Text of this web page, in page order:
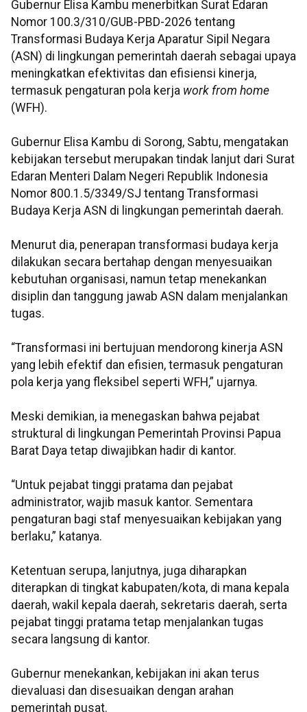
Gubernur Elisa Kambu menerbitkan Surat Edaran
Nomor 100.3/310/GUB-PBD-2026 tentang
Transformasi Budaya Kerja Aparatur Sipil Negara
(ASN) di lingkungan pemerintah daerah sebagai upaya
meningkatkan efektivitas dan efisiensi kinerja,
termasuk pengaturan pola kerja work from home
(WFH).
Gubernur Elisa Kambu di Sorong, Sabtu, mengatakan
kebijakan tersebut merupakan tindak lanjut dari Surat
Edaran Menteri Dalam Negeri Republik Indonesia
Nomor 800.1.5/3349/SJ tentang Transformasi
Budaya Kerja ASN di lingkungan pemerintah daerah.
Menurut dia, penerapan transformasi budaya kerja
dilakukan secara bertahap dengan menyesuaikan
kebutuhan organisasi, namun tetap menekankan
disiplin dan tanggung jawab ASN dalam menjalankan
tugas.
“Transformasi ini bertujuan mendorong kinerja ASN
yang lebih efektif dan efisien, termasuk pengaturan
pola kerja yang fleksibel seperti WFH,” ujarnya.
Meski demikian, ia menegaskan bahwa pejabat
struktural di lingkungan Pemerintah Provinsi Papua
Barat Daya tetap diwajibkan hadir di kantor.
“Untuk pejabat tinggi pratama dan pejabat
administrator, wajib masuk kantor. Sementara
pengaturan bagi staf menyesuaikan kebijakan yang
berlaku,” katanya.
Ketentuan serupa, lanjutnya, juga diharapkan
diterapkan di tingkat kabupaten/kota, di mana kepala
daerah, wakil kepala daerah, sekretaris daerah, serta
pejabat tinggi pratama tetap menjalankan tugas
secara langsung di kantor.
Gubernur menekankan, kebijakan ini akan terus
dievaluasi dan disesuaikan dengan arahan
pemerintah pusat.